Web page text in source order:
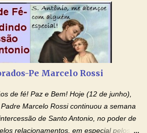
de Fé, pela cura dos
está doente? Você está
Momento de Fé e entre nesta corrente
d eixe o Amor Ágape de Jesus curar e
Adriana-Devoção e Fé
Estão Separados Casais que estão
de outras pessoas no
espiritualmente, a relação do
o seu esposo ou esposa diante de
os laços ...
Pe Marcelo Rossi
de fé! Paz e Bem! Hoje (12 de junho),
Marcelo Rossi continuou a semana
de Santo Antonio, no poder de
relacionamentos, em especial pelos